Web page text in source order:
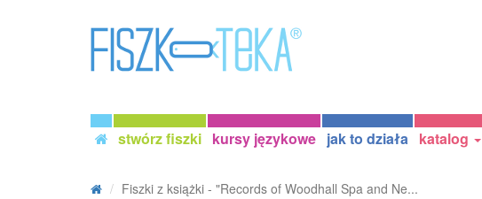
stwórz fiszki kursy językowe jak to działa katalog
Fiszki z książki - "Records of Woodhall Spa and Ne...